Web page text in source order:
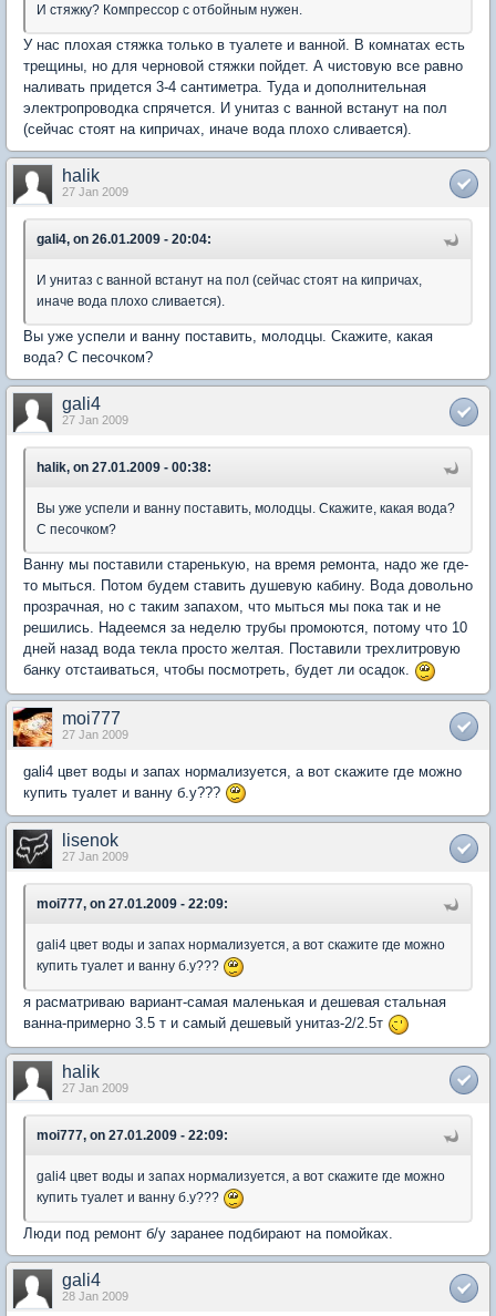
И стяжку? Компрессор с отбойным нужен.
У нас плохая стяжка только в туалете и ванной. В комнатах есть
трещины, но для черновой стяжки пойдет. А чистовую все равно
наливать придется 3-4 сантиметра. Туда и дополнительная
электропроводка спрячется. И унитаз с ванной встанут на пол
(сейчас стоят на кипричах, иначе вода плохо сливается).
halik
27 Jan 2009
gali4, on 26.01.2009 - 20:04:
И унитаз с ванной встанут на пол (сейчас стоят на кипричах,
иначе вода плохо сливается).
Вы уже успели и ванну поставить, молодцы. Скажите, какая
вода? С песочком?
gali4
27 Jan 2009
halik, on 27.01.2009 - 00:38:
Вы уже успели и ванну поставить, молодцы. Скажите, какая вода?
С песочком?
Ванну мы поставили старенькую, на время ремонта, надо же где-
то мыться. Потом будем ставить душевую кабину. Вода довольно
прозрачная, но с таким запахом, что мыться мы пока так и не
решились. Надеемся за неделю трубы промоются, потому что 10
дней назад вода текла просто желтая. Поставили трехлитровую
банку отстаиваться, чтобы посмотреть, будет ли осадок.
moi777
27 Jan 2009
gali4 цвет воды и запах нормализуется, а вот скажите где можно
купить туалет и ванну б.у???
lisenok
27 Jan 2009
moi777, on 27.01.2009 - 22:09:
gali4 цвет воды и запах нормализуется, а вот скажите где можно
купить туалет и ванну б.у???
я расматриваю вариант-самая маленькая и дешевая стальная
ванна-примерно 3.5 т и самый дешевый унитаз-2/2.5т
halik
27 Jan 2009
moi777, on 27.01.2009 - 22:09:
gali4 цвет воды и запах нормализуется, а вот скажите где можно
купить туалет и ванну б.у???
Люди под ремонт б/у заранее подбирают на помойках.
gali4
28 Jan 2009